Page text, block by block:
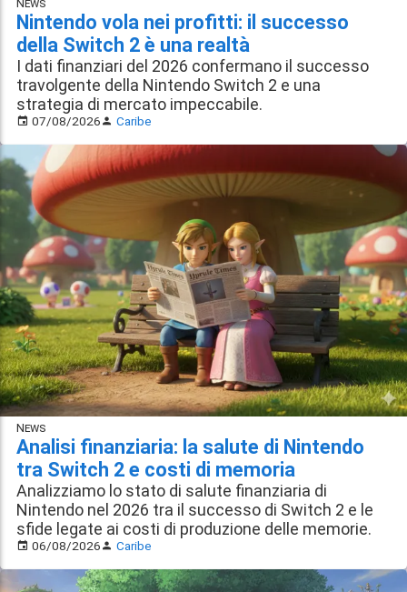
News
Nintendo vola nei profitti: il successo
della Switch 2 è una realtà
I dati finanziari del 2026 confermano il successo
travolgente della Nintendo Switch 2 e una
strategia di mercato impeccabile.
07/08/2026 Caribe
News
Analisi finanziaria: la salute di Nintendo
tra Switch 2 e costi di memoria
Analizziamo lo stato di salute finanziaria di
Nintendo nel 2026 tra il successo di Switch 2 e le
sfide legate ai costi di produzione delle memorie.
06/08/2026 Caribe